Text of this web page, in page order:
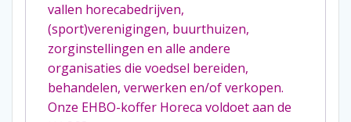
vallen horecabedrijven,
(sport)verenigingen, buurthuizen,
zorginstellingen en alle andere
organisaties die voedsel bereiden,
behandelen, verwerken en/of verkopen.
Onze EHBO-koffer Horeca voldoet aan de